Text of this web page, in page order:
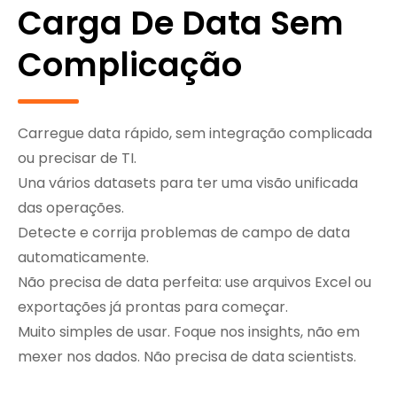
Carga De Data Sem
Complicação
Carregue data rápido, sem integração complicada
ou precisar de TI.
Una vários datasets para ter uma visão unificada
das operações.
Detecte e corrija problemas de campo de data
automaticamente.
Não precisa de data perfeita: use arquivos Excel ou
exportações já prontas para começar.
Muito simples de usar. Foque nos insights, não em
mexer nos dados. Não precisa de data scientists.